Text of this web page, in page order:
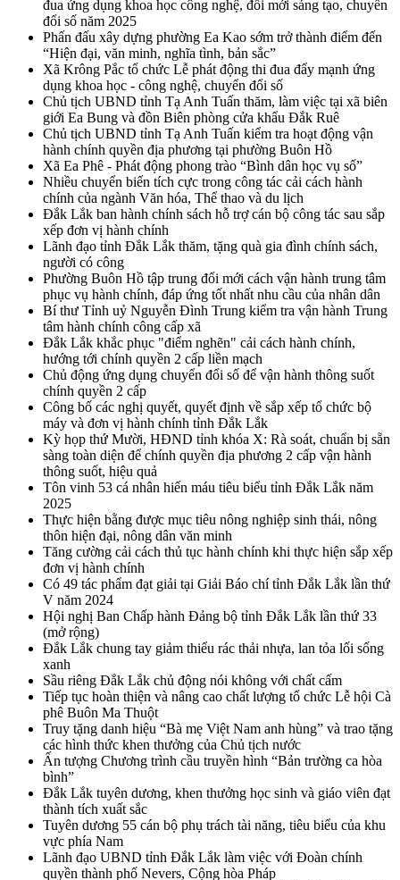
đua ứng dụng khoa học công nghệ, đổi mới sáng tạo, chuyển
đổi số năm 2025
Phấn đấu xây dựng phường Ea Kao sớm trở thành điểm đến
“Hiện đại, văn minh, nghĩa tình, bản sắc”
Xã Krông Pắc tổ chức Lễ phát động thi đua đẩy mạnh ứng
dụng khoa học - công nghệ, chuyển đổi số
Chủ tịch UBND tỉnh Tạ Anh Tuấn thăm, làm việc tại xã biên
giới Ea Bung và đồn Biên phòng cửa khẩu Đắk Ruê
Chủ tịch UBND tỉnh Tạ Anh Tuấn kiểm tra hoạt động vận
hành chính quyền địa phương tại phường Buôn Hồ
Xã Ea Phê - Phát động phong trào “Bình dân học vụ số”
Nhiều chuyển biến tích cực trong công tác cải cách hành
chính của ngành Văn hóa, Thể thao và du lịch
Đắk Lắk ban hành chính sách hỗ trợ cán bộ công tác sau sắp
xếp đơn vị hành chính
Lãnh đạo tỉnh Đắk Lắk thăm, tặng quà gia đình chính sách,
người có công
Phường Buôn Hồ tập trung đổi mới cách vận hành trung tâm
phục vụ hành chính, đáp ứng tốt nhất nhu cầu của nhân dân
Bí thư Tỉnh uỷ Nguyễn Đình Trung kiểm tra vận hành Trung
tâm hành chính công cấp xã
Đắk Lắk khắc phục "điểm nghẽn" cải cách hành chính,
hướng tới chính quyền 2 cấp liền mạch
Chủ động ứng dụng chuyển đổi số để vận hành thông suốt
chính quyền 2 cấp
Công bố các nghị quyết, quyết định về sắp xếp tổ chức bộ
máy và đơn vị hành chính tỉnh Đắk Lắk
Kỳ họp thứ Mười, HĐND tỉnh khóa X: Rà soát, chuẩn bị sẵn
sàng toàn diện để chính quyền địa phương 2 cấp vận hành
thông suốt, hiệu quả
Tôn vinh 53 cá nhân hiến máu tiêu biểu tỉnh Đắk Lắk năm
2025
Thực hiện bằng được mục tiêu nông nghiệp sinh thái, nông
thôn hiện đại, nông dân văn minh
Tăng cường cải cách thủ tục hành chính khi thực hiện sắp xếp
đơn vị hành chính
Có 49 tác phẩm đạt giải tại Giải Báo chí tỉnh Đắk Lắk lần thứ
V năm 2024
Hội nghị Ban Chấp hành Đảng bộ tỉnh Đắk Lắk lần thứ 33
(mở rộng)
Đắk Lắk chung tay giảm thiểu rác thải nhựa, lan tỏa lối sống
xanh
Sầu riêng Đắk Lắk chủ động nói không với chất cấm
Tiếp tục hoàn thiện và nâng cao chất lượng tổ chức Lễ hội Cà
phê Buôn Ma Thuột
Truy tặng danh hiệu “Bà mẹ Việt Nam anh hùng” và trao tặng
các hình thức khen thưởng của Chủ tịch nước
Ấn tượng Chương trình cầu truyền hình “Bản trường ca hòa
bình”
Đắk Lắk tuyên dương, khen thưởng học sinh và giáo viên đạt
thành tích xuất sắc
Tuyên dương 55 cán bộ phụ trách tài năng, tiêu biểu của khu
vực phía Nam
Lãnh đạo UBND tỉnh Đắk Lắk làm việc với Đoàn chính
quyền thành phố Nevers, Cộng hòa Pháp